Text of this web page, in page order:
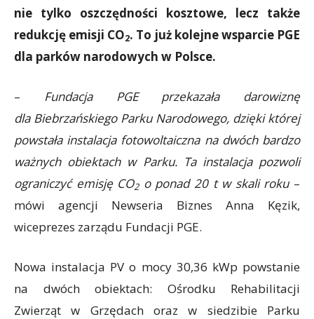
nie tylko oszczędności kosztowe, lecz także
redukcję emisji CO2. To już kolejne wsparcie PGE
dla parków narodowych w Polsce.
– Fundacja PGE przekazała darowiznę
dla Biebrzańskiego Parku Narodowego, dzięki której
powstała instalacja fotowoltaiczna na dwóch bardzo
ważnych obiektach w Parku. Ta instalacja pozwoli
ograniczyć emisję CO2o ponad 20 t w skali roku –
mówi agencji Newseria Biznes Anna Kęzik,
wiceprezes zarządu Fundacji PGE.
Nowa instalacja PV o mocy 30,36 kWp powstanie
na dwóch obiektach: Ośrodku Rehabilitacji
Zwierząt w Grzędach oraz w siedzibie Parku